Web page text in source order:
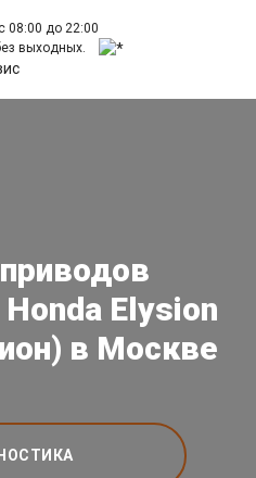
08:00 до 22:00
выходных.
Elysion
в Москве